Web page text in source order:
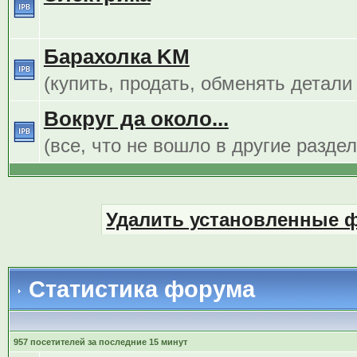
Барахолка KM
(купить, продать, обменять
Вокруг да около...
(все, что не вошло в другие
Удалить установленные
Статистика форума
957 посетителей за последние 15 минут